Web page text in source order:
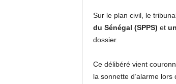
Sur le plan civil, le
du Sénégal (SPPS) et
dossier.
Ce délibéré vient
la sonnette d’alarme